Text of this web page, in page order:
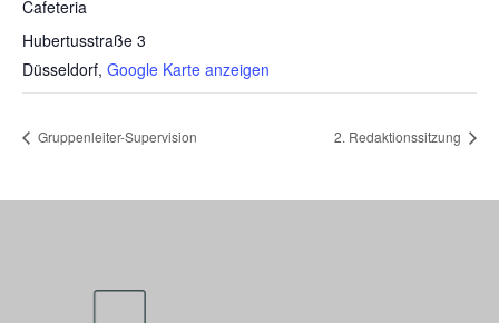
Cafe­te­ria
Hubertusstraße 3
Düsseldorf, Google Karte anzeigen
Grup­pen­lei­ter-Super­vi­si­on 2. Redak­ti­ons­sit­zung